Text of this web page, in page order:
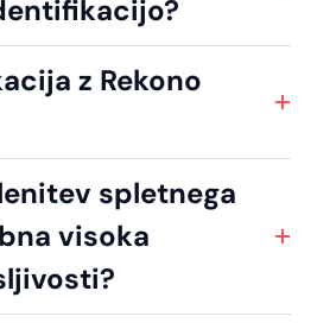
z Rekono
spletnega
visoka